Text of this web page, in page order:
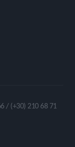
/ (+30) 210 68 71